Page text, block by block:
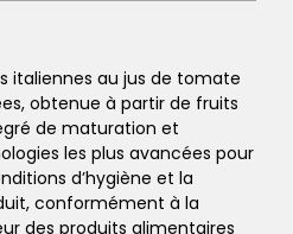
italiennes au jus de tomate
obtenue à partir de fruits
de maturation et
les plus avancées pour
d’hygiène et la
conformément à la
des produits alimentaires